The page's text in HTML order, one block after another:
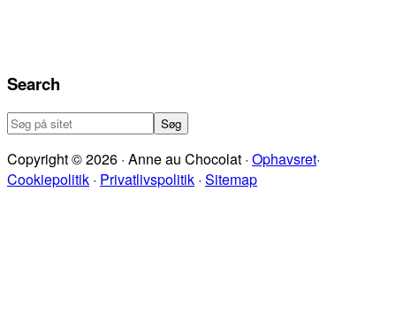
Search
Søg
sitet
Copyright © 2026 · Anne au Chocolat · Ophavsret·
Cookiepolitik · Privatlivspolitik · Sitemap